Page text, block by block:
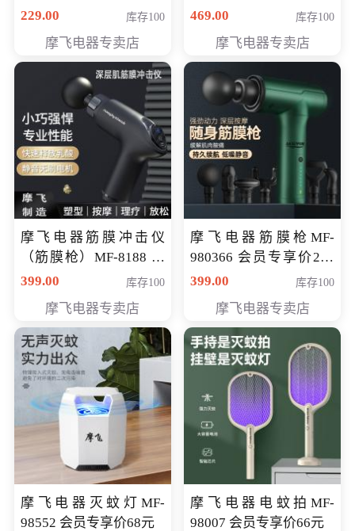
168元
229.00 库存100
摩飞电器专卖店
MF-HG30 ） 会员专享价
469.00 库存100
摩飞电器专卖店
摩飞电器筋膜冲击仪
（筋膜枪）MF-8188 会
员专享价268元
399.00 库存100
摩飞电器专卖店
摩飞电器筋膜枪MF-
980366 会员专享价299
元
399.00 库存100
摩飞电器专卖店
摩飞电器灭蚊灯MF-
98552 会员专享价68元
摩飞电器电蚊拍MF-
98007 会员专享价66元